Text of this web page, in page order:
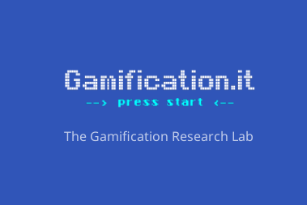
The Gamification Research Lab